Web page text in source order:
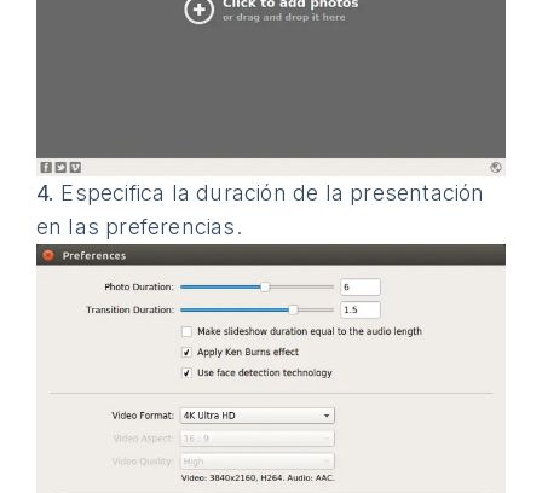
4. Especifica la duración de la presentación
en las preferencias.